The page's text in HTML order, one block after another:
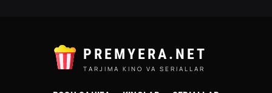
PREMYERA.NET
TARJIMA KINO VA SERIALLAR